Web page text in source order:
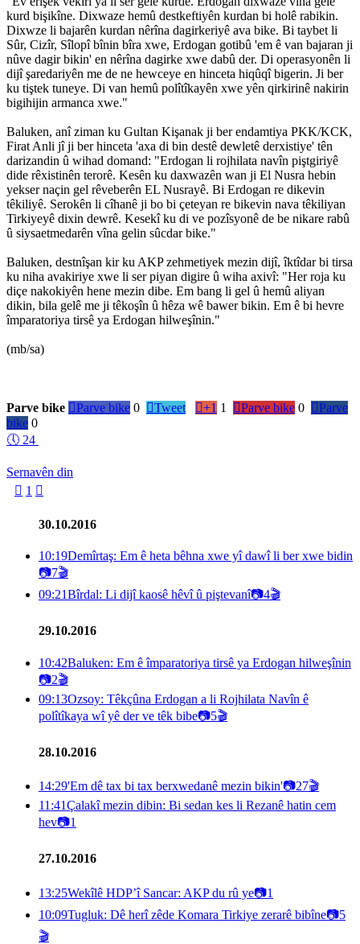
kurd bişikîne. Dixwaze hemû destkeftiyên kurdan bi holê rabikin.
Dixwze li bajarên kurdan nêrîna dagirkeriyê ava bike. Bi taybet li
Sûr, Cizîr, Sîlopî bînin bîra xwe, Erdogan gotibû 'em ê van bajaran ji
nûve dagir bikin' en nêrîna dagirke xwe dabû der. Di operasyonên li
dijî şaredariyên me de ne hewceye en hinceta hiqûqî bigerin. Ji ber
ku tiştek tuneye. Di van hemû polîtîkayên xwe yên qirkirinê nakirin
bigihijin armanca xwe."
Baluken, anî ziman ku Gultan Kişanak ji ber endamtiya PKK/KCK,
Firat Anli jî ji ber hinceta 'axa di bin destê dewletê derxistiye' tên
darizandin û wihad domand: "Erdogan li rojhilata navîn piştgiriyê
dide rêxistinên terorê. Kesên ku daxwazên wan ji El Nusra hebin
yekser naçin gel rêveberên EL Nusrayê. Bi Erdogan re dikevin
têkiliyê. Serokên li cîhanê ji bo bi çeteyan re bikevin nava têkiliyan
Tirkiyeyê dixin dewrê. Kesekî ku di ve pozîsyonê de be nikare rabû
û siysaetmedarên vîna gelin sûcdar bike."
Baluken, destnîşan kir ku AKP zehmetiyek mezin dijî, îktîdar bi tirsa
ku niha avakiriye xwe li ser piyan digire û wiha axivî: "Her roja ku
diçe nakokiyên hene mezin dibe. Em bang li gel û hemû aliyan
dikin, bila gelê me ji têkoşîn û hêza wê bawer bikin. Em ê bi hevre
împaratoriya tirsê ya Erdogan hilweşînin."
(mb/sa)
Parve bike Parve bike 0 Tweet +1 1 Parve bike 0 Parve
bike 0
🕔 24
Sernavên din
 1 
30.10.2016
10:19Demîrtaş: Em ê heta bêhna xwe yî dawî li ber xwe bidin
📷7🎬
09:21Bîrdal: Li dijî kaosê hêvî û piştevanî📷4🎬
29.10.2016
10:42Baluken: Em ê împaratoriya tirsê ya Erdogan hilweşînin
📷2🎬
09:13Ozsoy: Têkçûna Erdogan a li Rojhilata Navîn ê
polîtîkaya wî yê der ve têk bibe📷5🎬
28.10.2016
14:29'Em dê tax bi tax berxwedanê mezin bikin'📷27🎬
11:41Çalakî mezin dibin: Bi sedan kes li Rezanê hatin cem
hev📷1
27.10.2016
13:25Wekîlê HDP’î Sancar: AKP du rû ye📷1
10:09Tugluk: Dê herî zêde Komara Tirkiye zerarê bibîne📷5
🎬